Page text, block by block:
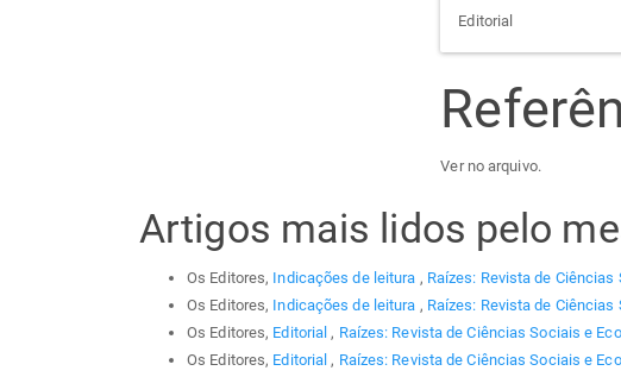
Editorial
Ver no arquivo.
Artigos mais lidos pelo
Os Editores, Indicações de leitura , Raízes: Revista de
Os Editores, Indicações de leitura , Raízes: Revista de
Os Editores, Editorial, Raízes: Revista de Ciências Sociais e
Os Editores, Editorial, Raízes: Revista de Ciências Sociais e